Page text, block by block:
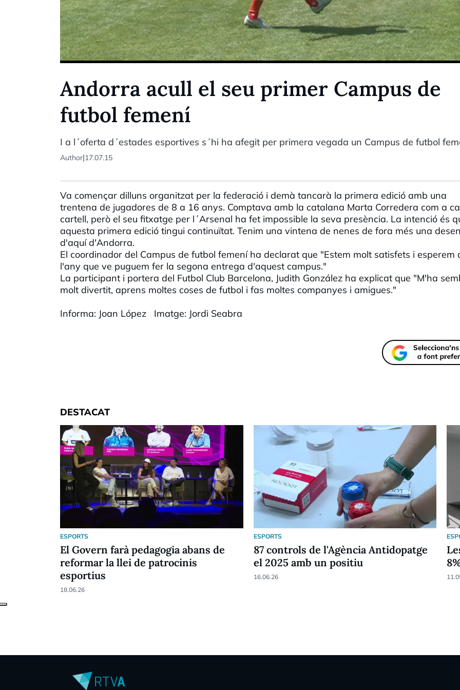
Andorra acull el seu primer Campus de
futbol femení
I a l´oferta d´estades esportives s´hi ha afegit per primera vegada un Campus de futbol
Author|17.07.15
Va començar dilluns organitzat per la federació i demà tancarà la primera edició amb una
trentena de jugadores de 8 a 16 anys. Comptava amb la catalana Marta Corredera com a
cartell, però el seu fitxatge per l´Arsenal ha fet impossible la seva presència. La intenció és
aquesta primera edició tingui continuïtat. Tenim una vintena de nenes de fora més una
d'aquí d'Andorra.
El coordinador del Campus de futbol femení ha declarat que "Estem molt satisfets i esperem
l'any que ve puguem fer la segona entrega d'aquest campus."
La participant i portera del Futbol Club Barcelona, Judith González ha explicat que "M'ha
molt divertit, aprens moltes coses de futbol i fas moltes companyes i amigues."
Informa: Joan López Imatge: Jordi Seabra
DESTACAT
ESPORTS
El Govern farà pedagogia abans de
reformar la llei de patrocinis
esportius
18.06.26
ESPORTS
87 controls de l'Agència Antidopatge
el 2025 amb un positiu
16.06.26